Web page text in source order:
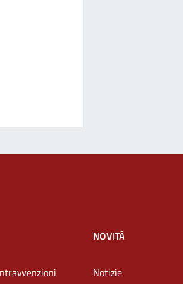
NOVITÀ
Notizie